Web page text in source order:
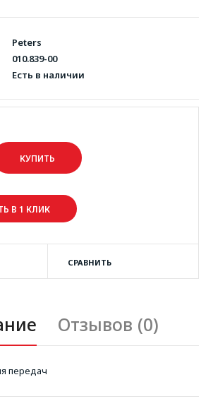
Peters
010.839-00
Есть в наличии
В 1 КЛИК
СРАВНИТЬ
Отзывов (0)
передач